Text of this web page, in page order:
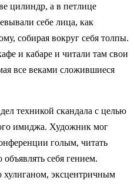
цилиндр, а в петлице
себе лица, как
собирая вокруг себя толпы.
и кабаре и читали там свои
все веками сложившиеся
техникой скандала с целью
имиджа. Художник мог
голым, читать
себя гением.
хулиганом, эксцентричным